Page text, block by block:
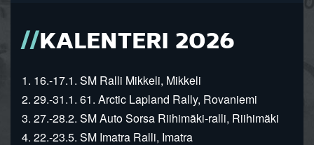
KALENTERI 2026
1. 16.-17.1. SM Ralli Mikkeli, Mikkeli
2. 29.-31.1. 61. Arctic Lapland Rally, Rovaniemi
3. 27.-28.2. SM Auto Sorsa Riihimäki-ralli, Riihimäki
4. 22.-23.5. SM Imatra Ralli, Imatra